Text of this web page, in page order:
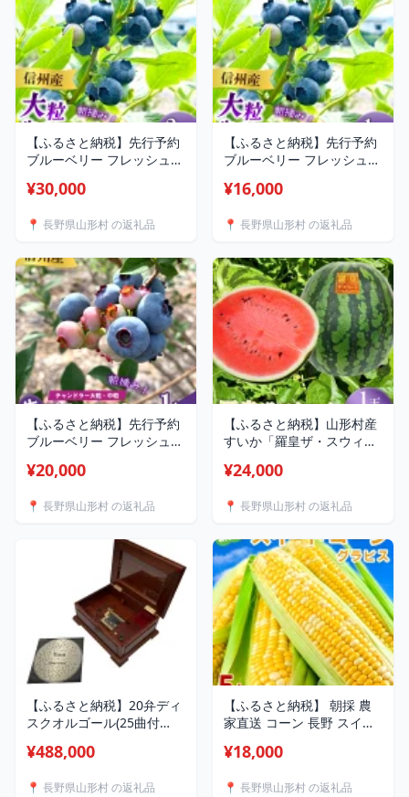
【ふるさと納税】先行予約
ブルーベリー フレッシュ
の フルーツ スムージー ジ
冷蔵 数量限定 季節限定 農
産 新鮮朝摘み 色んな種類
の大粒生ブルーベリー 2kg
¥30,000
📍 長野県山形村 の返礼品
【ふるさと納税】先行予約
ブルーベリー フレッシュ
の フルーツ スムージー ジ
冷蔵 数量限定 季節限定 農
産 新鮮朝摘み 生ブルーベ
リー(色んな種類・大きさ無
選別)1kg
¥16,000
📍 長野県山形村 の返礼品
【ふるさと納税】先行予約
ブルーベリー フレッシュ
の フルーツ スムージー ジ
冷蔵 数量限定 季節限定 農
産 新鮮朝摘み 生ブルーベ
リー(チャンドラー大粒・中
¥20,000
📍 長野県山形村 の返礼品
【ふるさと納税】山形村産
すいか「羅皇ザ・スウィー
¥24,000
📍 長野県山形村 の返礼品
【ふるさと納税】20弁ディ
スクオルゴール(25曲付
Case Photo Panel
¥488,000
📍 長野県山形村 の返礼品
【ふるさと納税】 朝採 農
家直送 コーン 長野 スイー
5kg（2L～3L） 長野県 山形
¥18,000
📍 長野県山形村 の返礼品